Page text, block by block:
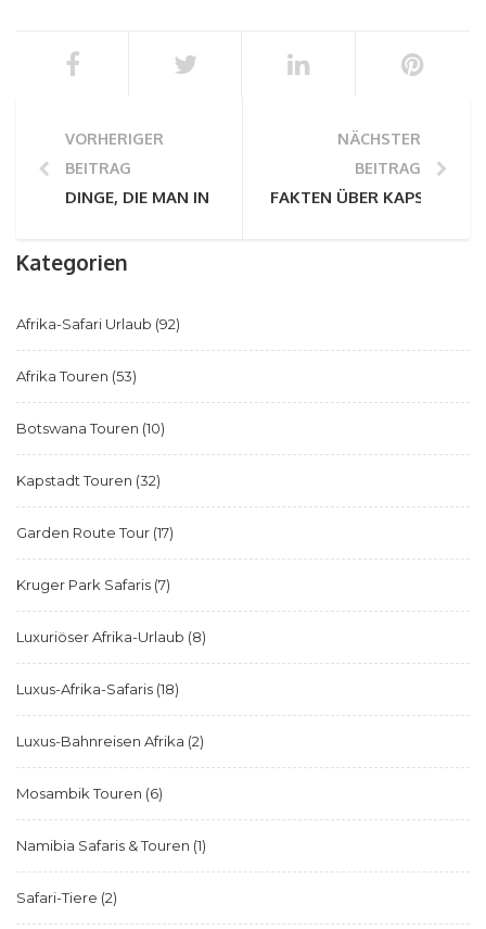
VORHERIGER
BEITRAG
DINGE, DIE MAN IN SIMBABWE TUN KANN: VON DEN
NÄCHSTER
BEITRAG
FAKTEN ÜBER KAPSTADT
Kategorien
Afrika-Safari Urlaub (92)
Afrika Touren (53)
Botswana Touren (10)
Kapstadt Touren (32)
Garden Route Tour (17)
Kruger Park Safaris (7)
Luxuriöser Afrika-Urlaub (8)
Luxus-Afrika-Safaris (18)
Luxus-Bahnreisen Afrika (2)
Mosambik Touren (6)
Namibia Safaris & Touren (1)
Safari-Tiere (2)